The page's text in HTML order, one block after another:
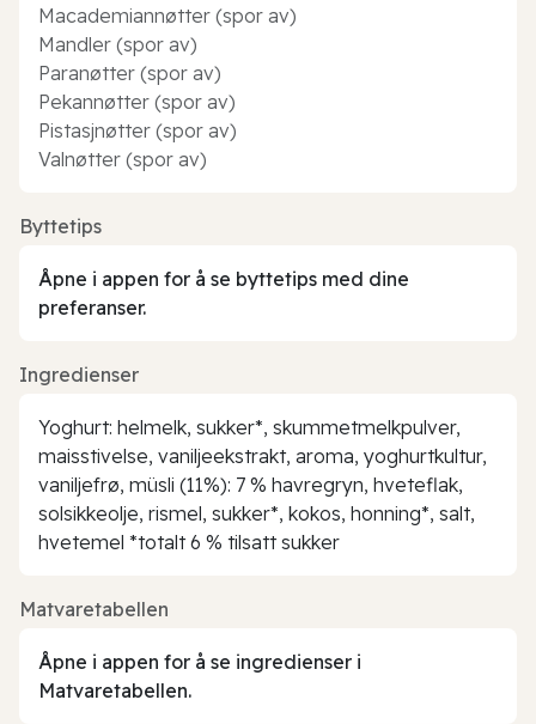
Macademiannøtter (spor av)
Mandler (spor av)
Paranøtter (spor av)
Pekannøtter (spor av)
Pistasjnøtter (spor av)
Valnøtter (spor av)
Byttetips
Åpne i appen for å se byttetips med dine
preferanser.
Ingredienser
Yoghurt: helmelk, sukker*, skummetmelkpulver,
maisstivelse, vaniljeekstrakt, aroma, yoghurtkultur,
vaniljefrø, müsli (11%): 7 % havregryn, hveteflak,
solsikkeolje, rismel, sukker*, kokos, honning*, salt,
hvetemel *totalt 6 % tilsatt sukker
Matvaretabellen
Åpne i appen for å se ingredienser i
Matvaretabellen.